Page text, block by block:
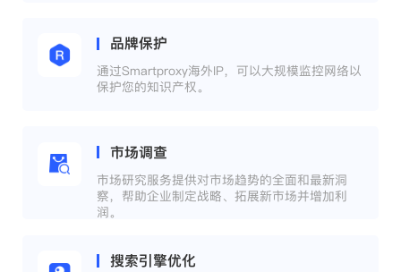
品牌保护
通过Smartproxy海外IP，可以大规模监控网络以
保护您的知识产权。
市场调查
市场研究服务提供对市场趋势的全面和最新洞
察，帮助企业制定战略、拓展新市场并增加利
润。
搜索引擎优化